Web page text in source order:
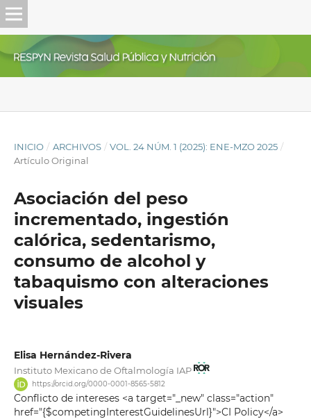
INICIO / ARCHIVOS / VOL. 24 NÚM. 1 (2025): ENE-MZO 2025 /
Artículo Original
Asociación del peso
incrementado, ingestión
calórica, sedentarismo,
consumo de alcohol y
tabaquismo con alteraciones
visuales
Elisa Hernández-Rivera
Instituto Mexicano de Oftalmología IAP
https://orcid.org/0000-0001-8565-5812
Conflicto de intereses <a target="_new" class="action"
href="{$competingInterestGuidelinesUrl}">CI Policy</a>